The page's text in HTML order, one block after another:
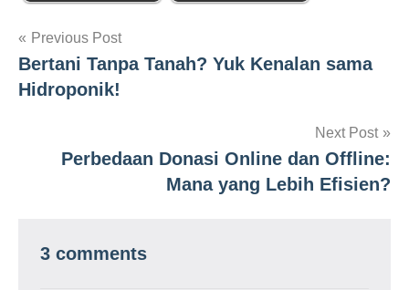
Navigasi
pos
Previous Post
Bertani Tanpa Tanah? Yuk Kenalan sama
Hidroponik!
Next Post
Perbedaan Donasi Online dan Offline:
Mana yang Lebih Efisien?
3 comments